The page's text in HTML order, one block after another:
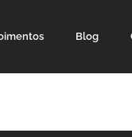
Blog